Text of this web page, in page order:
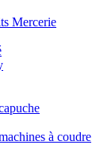
Mercerie
à coudre